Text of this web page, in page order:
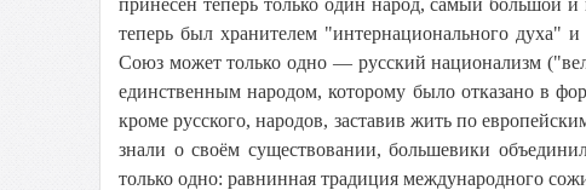
принесён теперь только один народ, самый большой
теперь был хранителем "интернационального духа"
Союз может только одно — русский национализм
единственным народом, которому было отказано в
кроме русского, народов, заставив жить по
знали о своём существовании, большевики
только одно: равнинная традиция международного